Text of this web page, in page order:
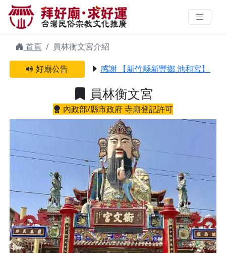
員林衡文宮 | 拜好廟求好運 找到與
您有緣的信仰
首頁
員林衡文宮介紹
好廟公告
感謝 【新竹縣新豐鄉 池和宮】 贊助
員林衡文宮
內政部/縣市政府 寺廟登記許可